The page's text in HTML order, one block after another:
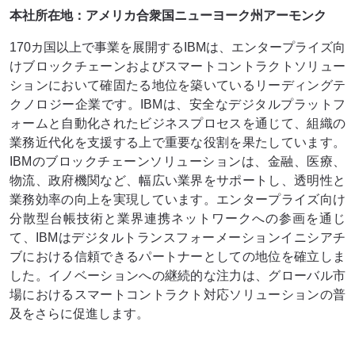
本社所在地：アメリカ合衆国ニューヨーク州アーモンク
170カ国以上で事業を展開するIBMは、エンタープライズ向
けブロックチェーンおよびスマートコントラクトソリュー
ションにおいて確固たる地位を築いているリーディングテ
クノロジー企業です。IBMは、安全なデジタルプラットフ
ォームと自動化されたビジネスプロセスを通じて、組織の
業務近代化を支援する上で重要な役割を果たしています。
IBMのブロックチェーンソリューションは、金融、医療、
物流、政府機関など、幅広い業界をサポートし、透明性と
業務効率の向上を実現しています。エンタープライズ向け
分散型台帳技術と業界連携ネットワークへの参画を通じ
て、IBMはデジタルトランスフォーメーションイニシアチ
ブにおける信頼できるパートナーとしての地位を確立しま
した。イノベーションへの継続的な注力は、グローバル市
場におけるスマートコントラクト対応ソリューションの普
及をさらに促進します。